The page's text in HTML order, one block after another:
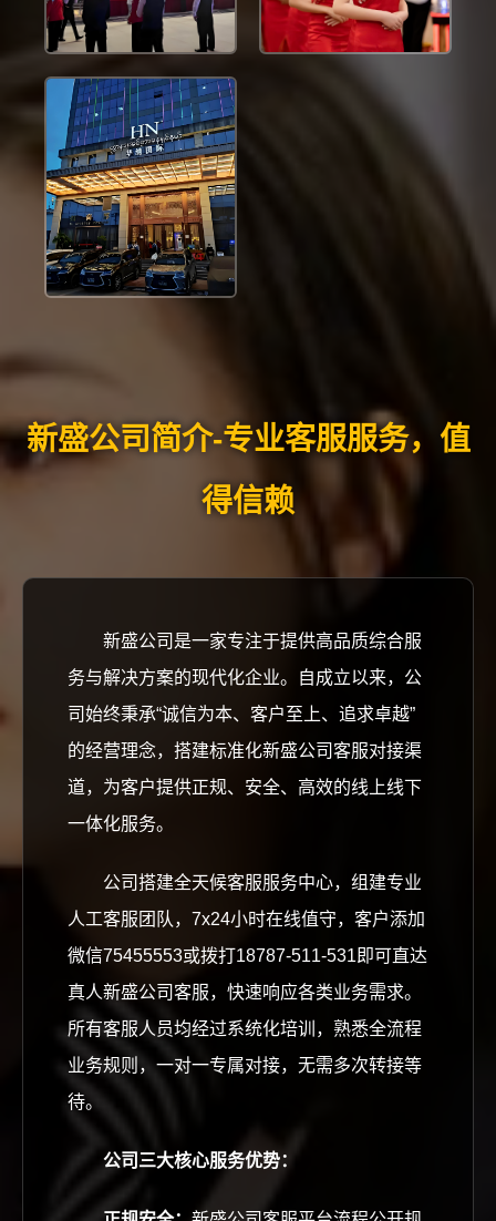
新盛公司简介-专业客服服务，值
得信赖
新盛公司是一家专注于提供高品质综合服
务与解决方案的现代化企业。自成立以来，公
司始终秉承“诚信为本、客户至上、追求卓越”
的经营理念，搭建标准化新盛公司客服对接渠
道，为客户提供正规、安全、高效的线上线下
一体化服务。
公司搭建全天候客服服务中心，组建专业
人工客服团队，7x24小时在线值守，客户添加
微信75455553或拨打18787-511-531即可直达
真人新盛公司客服，快速响应各类业务需求。
所有客服人员均经过系统化培训，熟悉全流程
业务规则，一对一专属对接，无需多次转接等
待。
公司三大核心服务优势：